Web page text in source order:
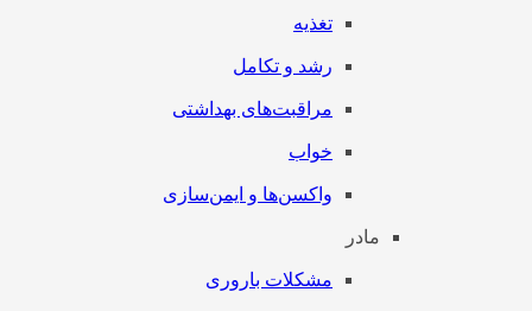
تغذیه
رشد و تکامل
مراقبت‌های بهداشتی
خواب
واکسن‌ها و ایمن‌سازی
مادر
مشکلات باروری